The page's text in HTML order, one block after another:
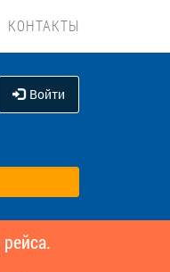
КОНТАКТЫ
Войти